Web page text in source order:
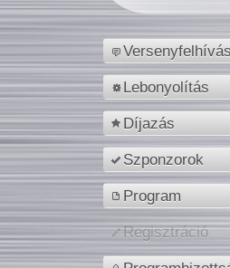
Versenyfelhívás
Lebonyolítás
Díjazás
Szponzorok
Program
Regisztráció